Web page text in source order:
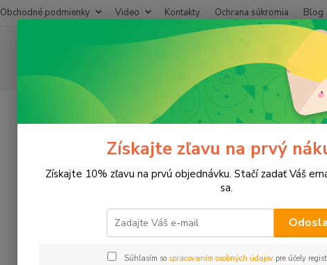
Obchodné podmienky Video Kontakty Ochrana súkromia Blog
Filter 2" sieťový 25m3/h plast 120mesh RN
Filter 2" sieťový 25m3/h plast
Získajte zľavu na prvý
Získajte 10% zľavu na prvú objednávku. Stačí zadať Váš
sa.
Súhlasím so spracovaním osobných údajov pre účely